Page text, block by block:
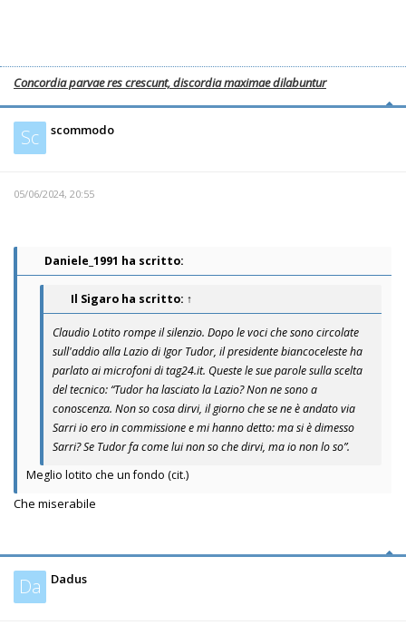
Concordia parvae res crescunt, discordia maximae dilabuntur
Sc scommodo
05/06/2024, 20:55
Daniele_1991 ha scritto:
Il Sigaro ha scritto: ↑
Claudio Lotito rompe il silenzio. Dopo le voci che sono circolate
sull'addio alla Lazio di Igor Tudor, il presidente biancoceleste ha
parlato ai microfoni di tag24.it. Queste le sue parole sulla scelta
del tecnico: “Tudor ha lasciato la Lazio? Non ne sono a
conoscenza. Non so cosa dirvi, il giorno che se ne è andato via
Sarri io ero in commissione e mi hanno detto: ma si è dimesso
Sarri? Se Tudor fa come lui non so che dirvi, ma io non lo so”.
Meglio lotito che un fondo (cit.)
Che miserabile
Da Dadus